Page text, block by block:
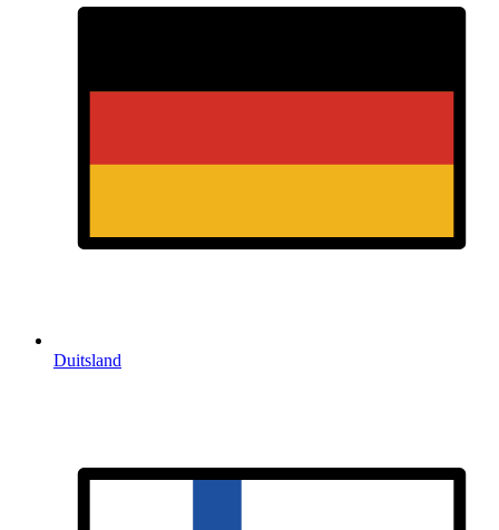
Duitsland